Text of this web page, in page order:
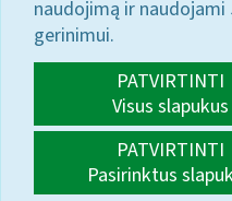
naudojimą ir
gerinimui.
PATVIRTINTI
Visus slapukus
PATVIRTINTI
Pasirinktus